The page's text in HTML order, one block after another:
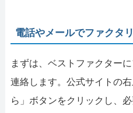
電話やメールでファクタ
まずは、ベストファクター
連絡します。公式サイトの
ら」ボタンをクリックし、